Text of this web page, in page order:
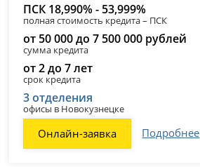
ПСК 18,990% - 53,999%
полная стоимость кредита – ПСК
от 50 000 до 7 500 000 рублей
сумма кредита
от 2 до 7 лет
срок кредита
3 отделения
офисы в Новокузнецке
Онлайн-заявка Подробнее